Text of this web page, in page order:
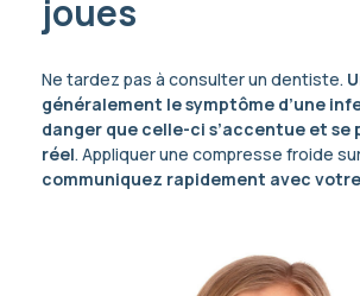
joues
Ne tardez pas à consulter un dentiste.
généralement le symptôme d’une
danger que celle-ci s’accentue et se
réel. Appliquer une compresse froide
communiquez rapidement avec